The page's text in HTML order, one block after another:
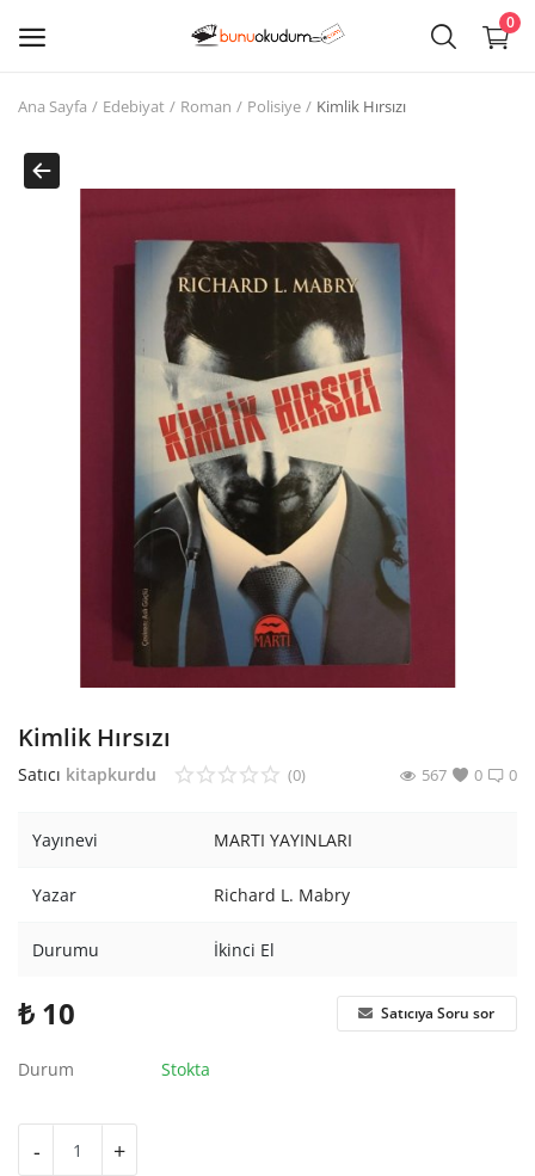
0
Sat
Ders - Sınav Kitapları
Araştırma - Tarih
Diğer
Kitaplığım
Ana Sayfa Edebiyat Roman Polisiye Kimlik Hırsızı
Kimlik Hırsızı
Satıcı kitapkurdu 0
(0) 0
567
Yayınevi MARTI YAYINLARI
Yazar Richard L. Mabry
Durumu İkinci El
₺ 10 Satıcıya Soru sor
Durum Stokta
- +